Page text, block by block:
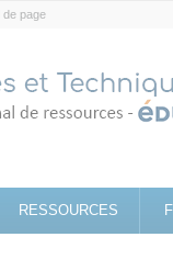
de page
RESSOURCES